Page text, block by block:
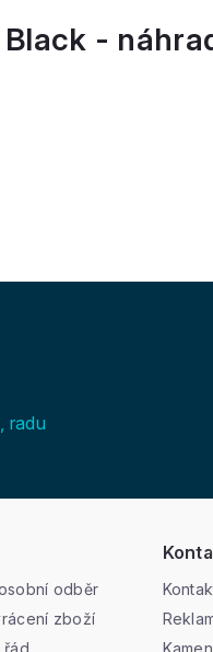
-
radu
odběr
zboží
řád